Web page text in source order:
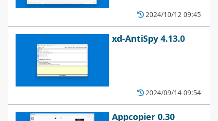
2024/10/12 09:45
xd-AntiSpy 4.13.0
2024/09/14 09:54
Appcopier 0.30